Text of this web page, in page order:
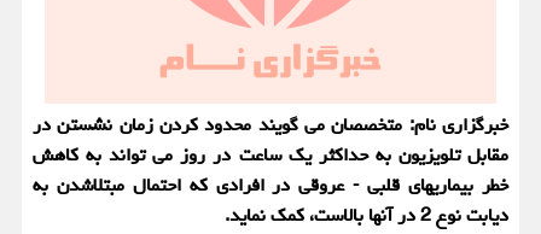
خبرگزاری نام: متخصصان می گویند محدود کردن زمان نشستن در
مقابل تلویزیون به حداکثر یک ساعت در روز می تواند به کاهش
خطر بیماریهای قلبی - عروقی در افرادی که احتمال مبتلاشدن به
دیابت نوع 2 در آنها بالاست، کمک نماید.